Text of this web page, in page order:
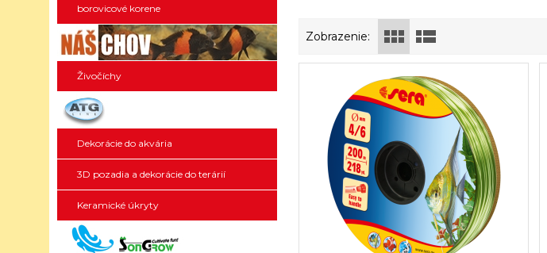
Zobrazenie:
borovicové korene
Živočíchy
Dekorácie do akvária
3D pozadia a dekorácie do terárií
Keramické úkryty